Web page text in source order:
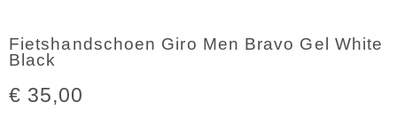
Fietshandschoen Giro Men Bravo Gel White
Black
€ 35,00